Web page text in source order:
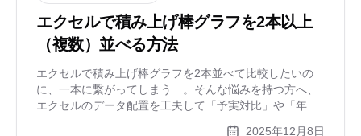
エクセルで積み上げ棒グラフを2本以上
（複数）並べる方法
エクセルで積み上げ棒グラフを2本並べて比較したいの
に、一本に繋がってしまう…。そんな悩みを持つ方へ、
エクセルのデータ配置を工夫して「予実対比」や「年度
比較」ができるグラフを作る方法を解説。また、面倒な
2025年12月8日